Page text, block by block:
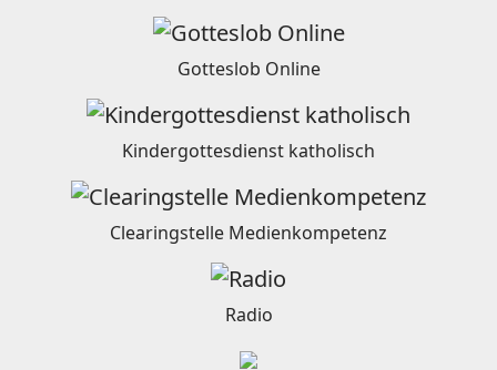
Gotteslob Online
Kindergottesdienst katholisch
Clearingstelle Medienkompetenz
Radio